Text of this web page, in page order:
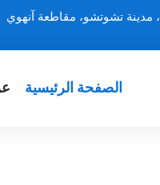
مدينة تشوتشو، مقاطعة آنهوي
الصفحة الرئيسية